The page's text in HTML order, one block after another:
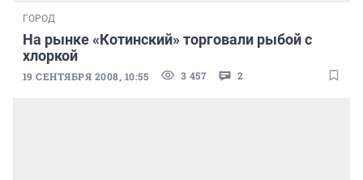
ГОРОД
На рынке «Котинский» торговали рыбой с
хлоркой
19 СЕНТЯБРЯ 2008, 10:55 3 457 2